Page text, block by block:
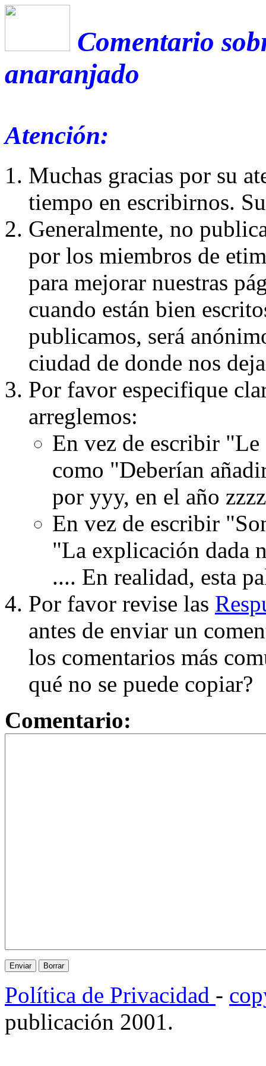
Comentario
anaranjado
Atención:
Muchas gracias por su
tiempo en escribirnos.
Generalmente, no
por los miembros de
para mejorar nuestras
cuando están bien
publicamos, será
ciudad de donde nos
Por favor especifique
arreglemos:
En vez de escribir
como "Deberían
por yyy, en el año
En vez de escribir
"La explicación dada
.... En realidad, esta
Por favor revise las
antes de enviar un
los comentarios más
qué no se puede copiar?
Comentario:
Política de Privacidad -
publicación 2001.